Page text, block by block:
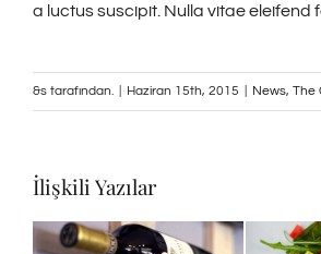
a luctus suscipit. Nulla vitae eleifend
&s tarafından. Haziran 15th, 2015 News, The
İlişkili Yazılar